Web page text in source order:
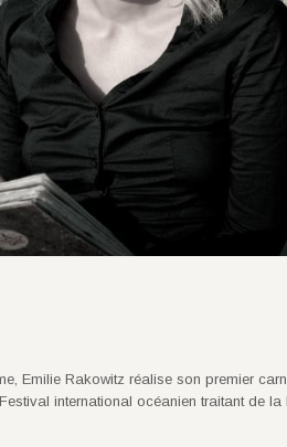
Emilie Rakowitz réalise son premier
international océanien traitant de